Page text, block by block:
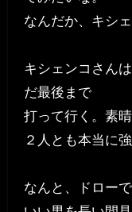
なんだか、キシ
キシェンコさん
だ最後まで
打って行く。素
２人とも本当に
なんと、ドローで